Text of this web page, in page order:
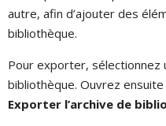
autre, afin d’ajouter des
bibliothèque.
Pour exporter, sélectionnez
bibliothèque. Ouvrez
Exporter l’archive de